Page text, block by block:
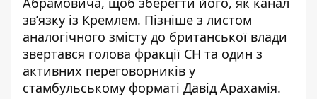
звʼязку із Кремлем. Пізніше з листом
аналогічного змісту до британської влади
звертався голова фракції СН та один з
активних переговорників у
стамбульському форматі Давід Арахамія.